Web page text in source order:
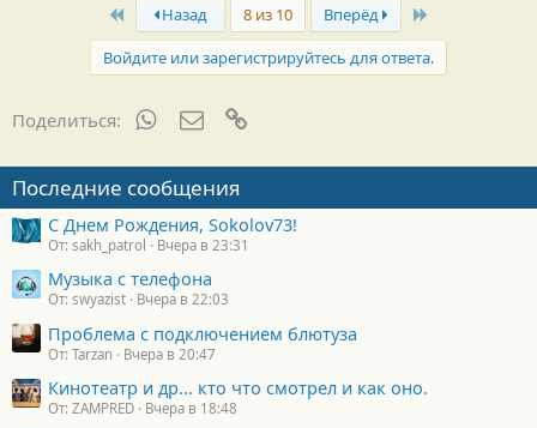
First Назад 8 из 10 Вперёд Last
Войдите или зарегистрируйтесь для ответа.
Поделиться: WhatsAppЭлектронная почта
Последние сообщения
С Днем Рождения, Sokolov73!
От: sakh_patrol Вчера в 23:31
Музыка с телефона
От: swyazist Вчера в 22:03
Проблема с подключением блютуза
От: Tarzan Вчера в 20:47
Кинотеатр и др... кто что смотрел и как оно.
От: ZAMPRED Вчера в 18:48